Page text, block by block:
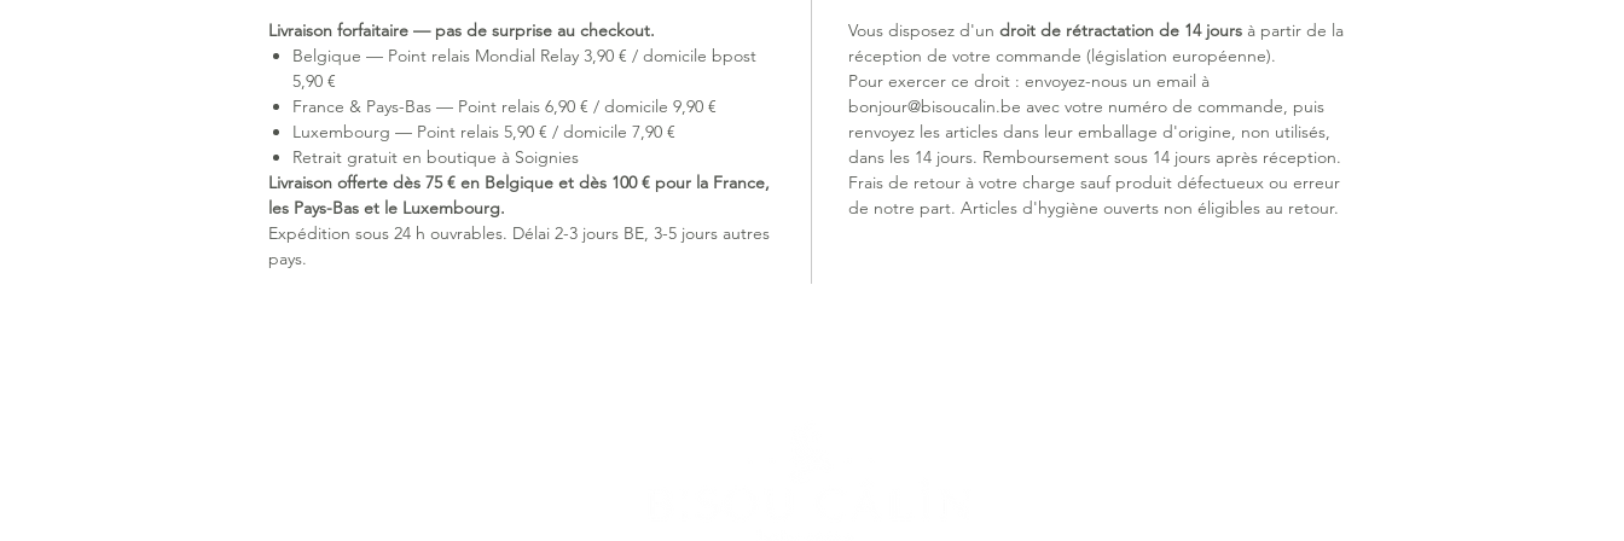
Détails du produit
Largeur du produit:42.0 cm
Longueur du produit:82.0 cm
Matériau extérieur:60% Coton | 40%
Acrylique
Matériau doublure:100% Polyester
Matériau remplissage:100% Polyester
Livraison forfaitaire — pas de surprise au checkout.
Belgique — Point relais Mondial Relay 3,90 € / domicile bpost
5,90 €
France & Pays-Bas — Point relais 6,90 € / domicile 9,90 €
Luxembourg — Point relais 5,90 € / domicile 7,90 €
Retrait gratuit en boutique à Soignies
Livraison offerte dès 75 € en Belgique et dès 100 € pour la France,
les Pays-Bas et le Luxembourg.
Expédition sous 24 h ouvrables. Délai 2-3 jours BE, 3-5 jours autres
pays.
Vous disposez d'un droit de rétractation de 14 jours à partir de la
réception de votre commande (législation européenne).
Pour exercer ce droit : envoyez-nous un email à
bonjour@bisoucalin.be avec votre numéro de commande, puis
renvoyez les articles dans leur emballage d'origine, non utilisés,
dans les 14 jours. Remboursement sous 14 jours après réception.
Frais de retour à votre charge sauf produit défectueux ou erreur
de notre part. Articles d'hygiène ouverts non éligibles au retour.